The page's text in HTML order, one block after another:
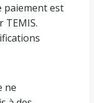
paiement est
TEMIS.
ne